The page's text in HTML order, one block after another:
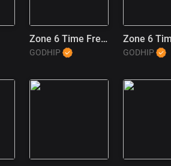
Zone 6 Time Freeze (2)
GODHIP GODHIP